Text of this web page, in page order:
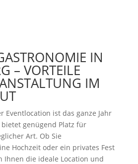
IN
– VORTEILE
IM
Eventlocation ist das ganze Jahr
genügend Platz für
Art. Ob Sie
Hochzeit oder ein privates Fest
Ihnen die ideale Location und